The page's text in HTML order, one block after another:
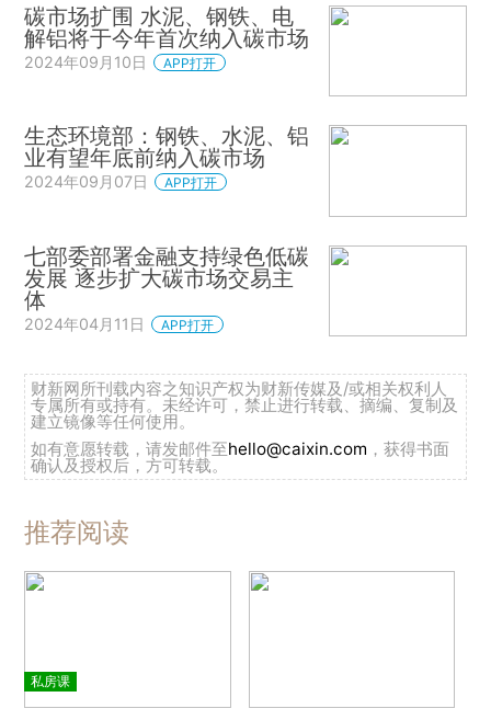
碳市场扩围 水泥、钢铁、电
解铝将于今年首次纳入碳市场
2024年09月10日 APP打开
生态环境部：钢铁、水泥、铝
业有望年底前纳入碳市场
2024年09月07日 APP打开
七部委部署金融支持绿色低碳
发展 逐步扩大碳市场交易主
体
2024年04月11日 APP打开
财新网所刊载内容之知识产权为财新传媒及/或相关权利人
专属所有或持有。未经许可，禁止进行转载、摘编、复制及
建立镜像等任何使用。
如有意愿转载，请发邮件至hello@caixin.com ，获得书面
确认及授权后，方可转载。
推荐阅读
私房课